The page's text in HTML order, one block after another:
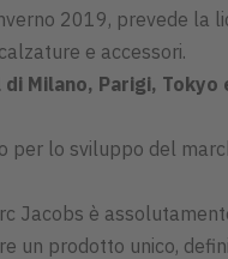
2019, prevede la
e accessori.
Milano, Parigi, Tokyo
lo sviluppo del
Jacobs è
un prodotto unico,